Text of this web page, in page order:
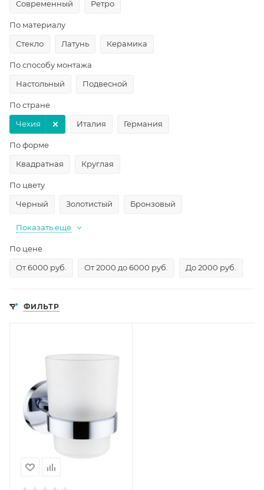
Современный
Ретро
По материалу
Стекло
Латунь Керамика
По способу монтажа
Настольный
Подвесной
По стране
Чехия
Италия Германия
По форме
Квадратная
Круглая
По цвету
Черный
Золотистый Бронзовый
Показать еще
По цене
От 6000 руб.
От 2000 до 6000 руб. До 2000 руб.
ФИЛЬТР